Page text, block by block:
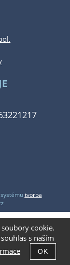
tvorba
cookie.
s naším